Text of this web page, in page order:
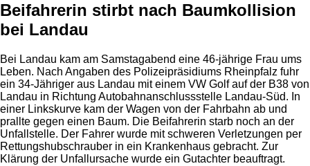
Beifahrerin stirbt nach Baumkollision
bei Landau
Bei Landau kam am Samstagabend eine 46-jährige Frau ums
Leben. Nach Angaben des Polizeipräsidiums Rheinpfalz fuhr
ein 34-Jähriger aus Landau mit einem VW Golf auf der B38 von
Landau in Richtung Autobahnanschlussstelle Landau-Süd. In
einer Linkskurve kam der Wagen von der Fahrbahn ab und
prallte gegen einen Baum. Die Beifahrerin starb noch an der
Unfallstelle. Der Fahrer wurde mit schweren Verletzungen per
Rettungshubschrauber in ein Krankenhaus gebracht. Zur
Klärung der Unfallursache wurde ein Gutachter beauftragt.